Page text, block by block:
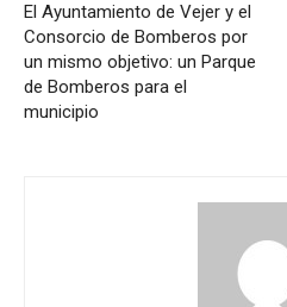
El Ayuntamiento de Vejer y el
Consorcio de Bomberos por
un mismo objetivo: un Parque
de Bomberos para el
municipio